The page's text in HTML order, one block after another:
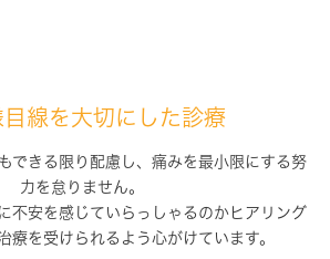
目線を大切にした診療
できる限り配慮し、痛みを最小限にする努
力を怠りません。
不安を感じていらっしゃるのかヒアリング
療を受けられるよう心がけています。